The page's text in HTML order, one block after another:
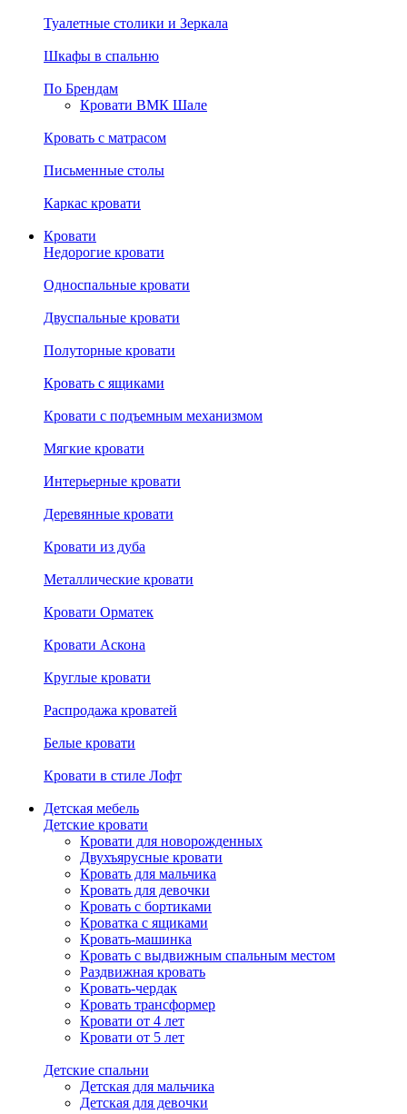
Туалетные столики и Зеркала
Шкафы в спальню
По Брендам
Кровати ВМК Шале
Кровать с матрасом
Письменные столы
Каркас кровати
Кровати
Недорогие кровати
Односпальные кровати
Двуспальные кровати
Полуторные кровати
Кровать с ящиками
Кровати с подъемным механизмом
Мягкие кровати
Интерьерные кровати
Деревянные кровати
Кровати из дуба
Металлические кровати
Кровати Орматек
Кровати Аскона
Круглые кровати
Распродажа кроватей
Белые кровати
Кровати в стиле Лофт
Детская мебель
Детские кровати
Кровати для новорожденных
Двухъярусные кровати
Кровать для мальчика
Кровать для девочки
Кровать с бортиками
Кроватка с ящиками
Кровать-машинка
Кровать с выдвижным спальным местом
Раздвижная кровать
Кровать-чердак
Кровать трансформер
Кровати от 4 лет
Кровати от 5 лет
Детские спальни
Детская для мальчика
Детская для девочки